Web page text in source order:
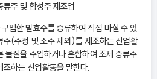
류주 및 합성주 제조업
입한 발효주를 증류하여 직접 마실 수 있
주(주정 및 소주 제외)를 제조하는 산업활
물질을 주입하거나 혼합하여 조제 증류주
조하는 산업활동을 말한다.